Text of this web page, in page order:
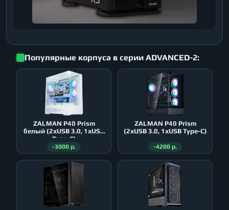
Популярные корпуса в серии ADVANCED-2:
ZALMAN P40 Prism
белый (2xUSB 3.0, 1xUSB
Type-C)
-3000 р.
ZALMAN P40 Prism
(2xUSB 3.0, 1xUSB Type-C)
-4200 р.